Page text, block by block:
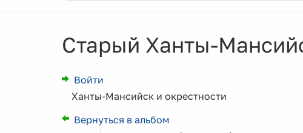
Старый Ханты-
Войти
Ханты-Мансийск и окрестности
Вернуться в альбом